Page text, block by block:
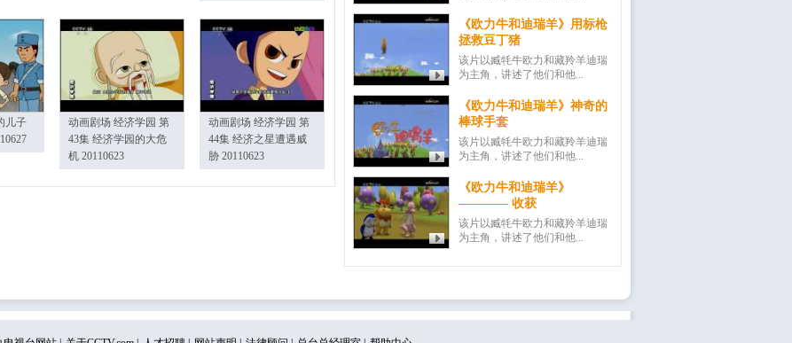
《欧力牛和迪瑞羊》用标枪
拯救豆丁猪
该片以臧牦牛欧力和藏羚羊迪瑞
为主角，讲述了他们和他...
《欧力牛和迪瑞羊》神奇的
棒球手套
该片以臧牦牛欧力和藏羚羊迪瑞
为主角，讲述了他们和他...
《欧力牛和迪瑞羊》
———— 收获
该片以臧牦牛欧力和藏羚羊迪瑞
为主角，讲述了他们和他...
儿子
动画剧场 经济学园 第
43集 经济学园的大危
机 20110623
动画剧场 经济学园 第
44集 经济之星遭遇威
胁 20110623